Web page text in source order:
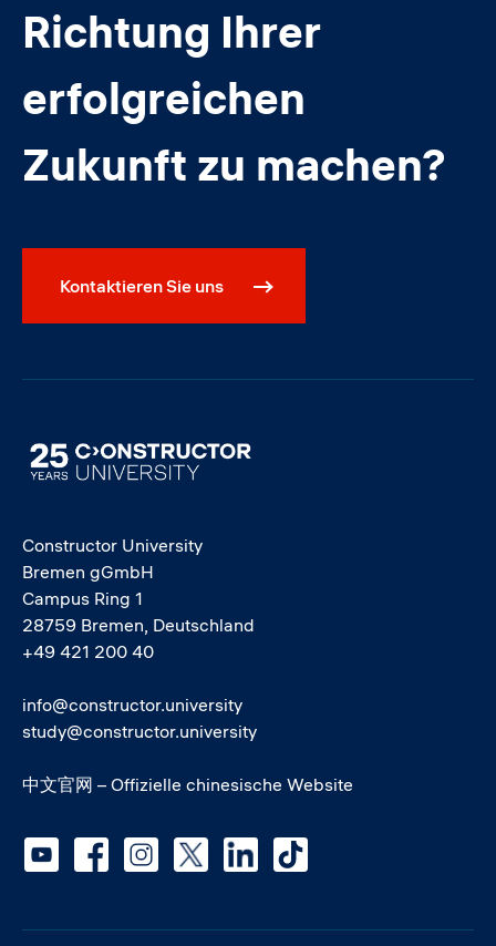
Richtung Ihrer
erfolgreichen
Zukunft zu machen?
Kontaktieren Sie uns
Image
Constructor University
Bremen gGmbH
Campus Ring 1
28759 Bremen, Deutschland
+49 421 200 40
info@constructor.university
study@constructor.university
中文官网 – Offizielle chinesische Website
Social media